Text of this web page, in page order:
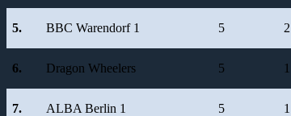
5. BBC Warendorf 1 5 2
6. Dragon Wheelers 5 1
7. ALBA Berlin 1 5 1